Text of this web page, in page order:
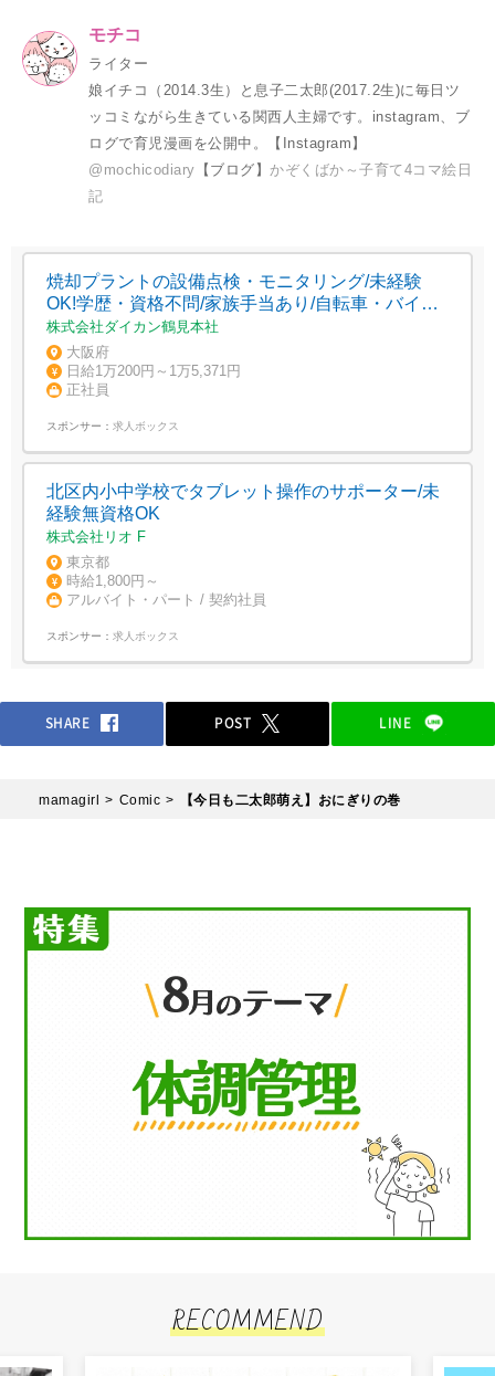
モチコ
ライター
娘イチコ（2014.3生）と息子二太郎(2017.2生)に毎日ツ
ッコミながら生きている関西人主婦です。instagram、ブ
ログで育児漫画を公開中。【Instagram】
@mochicodiary 【ブログ】 かぞくばか～子育て4コマ絵日
記
焼却プラントの設備点検・モニタリング/未経験
OK!学歴・資格不問/家族手当あり/自転車・バイク
通勤OK
株式会社ダイカン鶴見本社
大阪府
日給1万200円～1万5,371円
正社員
スポンサー： 求人ボックス
北区内小中学校でタブレット操作のサポーター/未
経験無資格OK
株式会社リオ F
東京都
時給1,800円～
アルバイト・パート / 契約社員
スポンサー： 求人ボックス
SHARE POST LINE
mamagirl Comic 【今日も二太郎萌え】おにぎりの巻
RECOMMEND